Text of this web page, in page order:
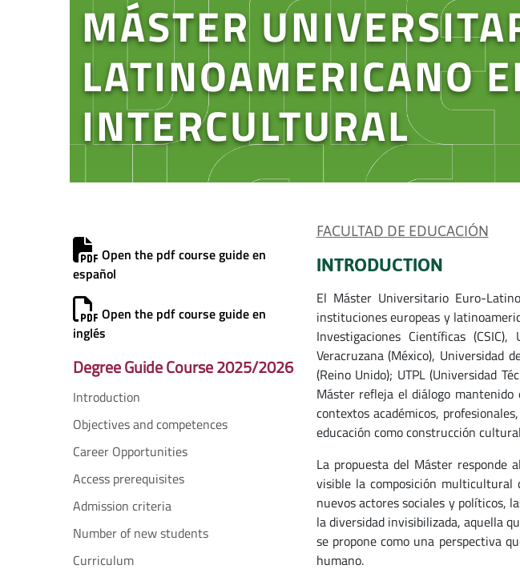
MÁSTER
LATINOAMERICANO
INTERCULTURAL
Open the pdf course guide en
español
Open the pdf course guide en
inglés
Degree Guide Course 2025/2026
Introduction
Objectives and competences
Career Opportunities
Access prerequisites
Admission criteria
Number of new students
Curriculum
FACULTAD DE EDUCACIÓN
INTRODUCTION
El Máster Universitario Euro-
instituciones europeas y
Investigaciones Científicas
Veracruzana (México), Universidad
(Reino Unido); UTPL (Universidad
Máster refleja el diálogo
contextos académicos,
educación como construcción
La propuesta del Máster responde
visible la composición multicultural
nuevos actores sociales y políticos,
la diversidad invisibilizada, aquella
se propone como una perspectiva
humano.